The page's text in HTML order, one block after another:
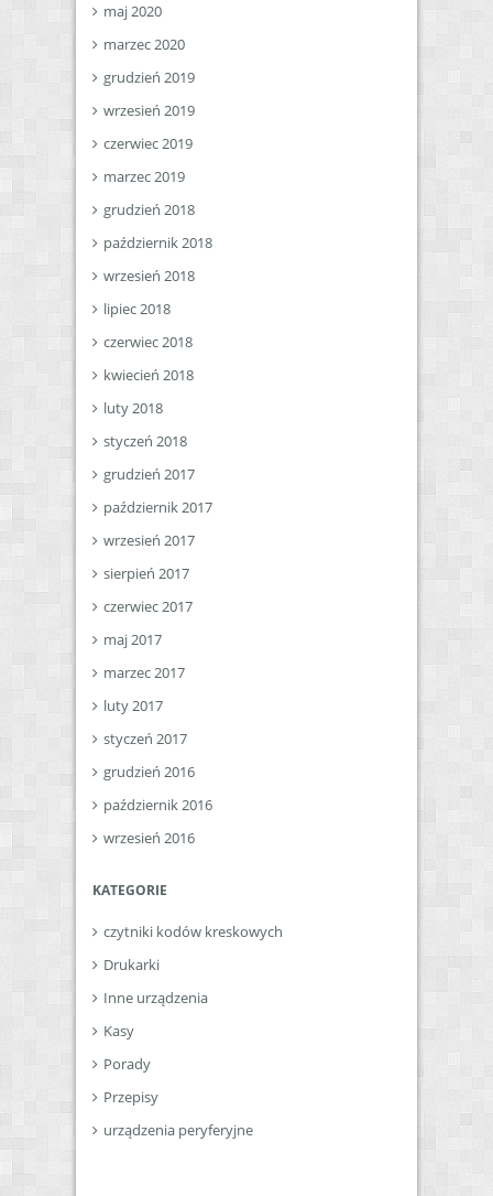
maj 2020
marzec 2020
grudzień 2019
wrzesień 2019
czerwiec 2019
marzec 2019
grudzień 2018
październik 2018
wrzesień 2018
lipiec 2018
czerwiec 2018
kwiecień 2018
luty 2018
styczeń 2018
grudzień 2017
październik 2017
wrzesień 2017
sierpień 2017
czerwiec 2017
maj 2017
marzec 2017
luty 2017
styczeń 2017
grudzień 2016
październik 2016
wrzesień 2016
KATEGORIE
czytniki kodów kreskowych
Drukarki
Inne urządzenia
Kasy
Porady
Przepisy
urządzenia peryferyjne